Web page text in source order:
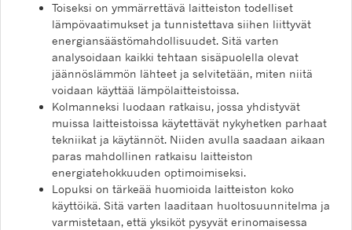
Toiseksi on ymmärrettävä laitteiston todelliset
lämpövaatimukset ja tunnistettava siihen liittyvät
energiansäästömahdollisuudet. Sitä varten
analysoidaan kaikki tehtaan sisäpuolella olevat
jäännöslämmön lähteet ja selvitetään, miten niitä
voidaan käyttää lämpölaitteistoissa.
Kolmanneksi luodaan ratkaisu, jossa yhdistyvät
muissa laitteistoissa käytettävät nykyhetken parhaat
tekniikat ja käytännöt. Niiden avulla saadaan aikaan
paras mahdollinen ratkaisu laitteiston
energiatehokkuuden optimoimiseksi.
Lopuksi on tärkeää huomioida laitteiston koko
käyttöikä. Sitä varten laaditaan huoltosuunnitelma ja
varmistetaan, että yksiköt pysyvät erinomaisessa